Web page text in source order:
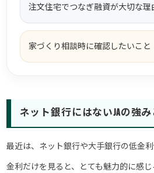
注文住宅でつなぎ融資が大切な理
家づくり相談時に確認したいこと
ネット銀行にはないJAの強み
最近は、ネット銀行や大手銀行の低金利
金利だけを見ると、とても魅力的に感じ